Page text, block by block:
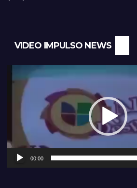
VIDEO IMPULSO NEWS
Reproductor
00:00